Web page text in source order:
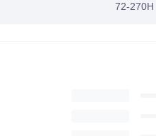
72-270H